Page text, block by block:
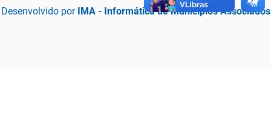
Desenvolvido por IMA - Informática de Municípios Associados